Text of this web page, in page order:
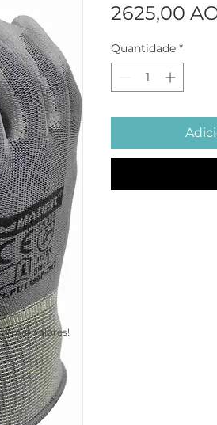
2625,00
Quantidade *
valores!